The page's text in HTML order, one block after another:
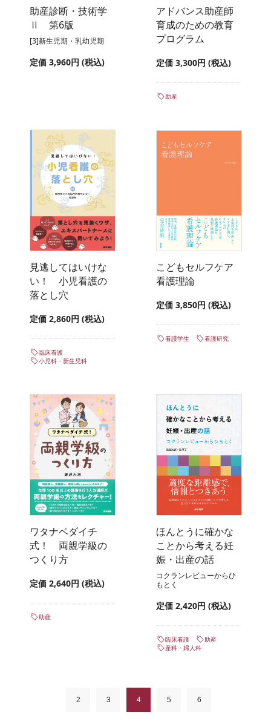
助産診断・技術学
Ⅱ 第6版
[3]新生児期・乳幼児期
定価 3,960円 (税込)
アドバンス助産師
育成のための教育
プログラム
定価 3,300円 (税込)
助産
見逃してはいけな
い！ 小児看護の
落とし穴
定価 2,860円 (税込)
臨床看護
小児科・新生児科
こどもセルフケア
看護理論
定価 3,850円 (税込)
看護学生 看護研究
ワタナベダイチ
式！ 両親学級の
つくり方
定価 2,640円 (税込)
助産
ほんとうに確かな
ことから考える妊
娠・出産の話
コクランレビューからひ
もとく
定価 2,420円 (税込)
臨床看護
助産
産科・婦人科
2 3 4 5 6